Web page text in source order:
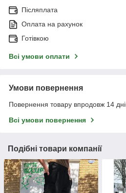
Післяплата
Оплата на рахунок
Готівкою
Всі умови оплати
Умови повернення
Повернення товару впродовж 14
Всі умови повернення
Подібні товари компанії